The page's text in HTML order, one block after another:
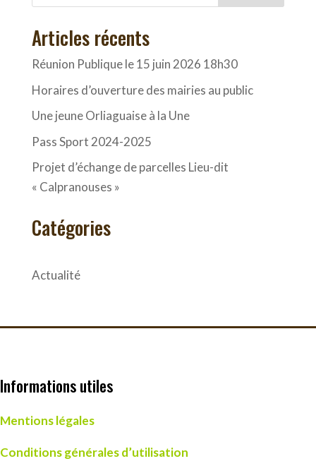
Articles récents
Réunion Publique le 15 juin 2026 18h30
Horaires d’ouverture des mairies au public
Une jeune Orliaguaise à la Une
Pass Sport 2024-2025
Projet d’échange de parcelles Lieu-dit
« Calpranouses »
Catégories
Actualité
Informations utiles
Mentions légales
Conditions générales d’utilisation